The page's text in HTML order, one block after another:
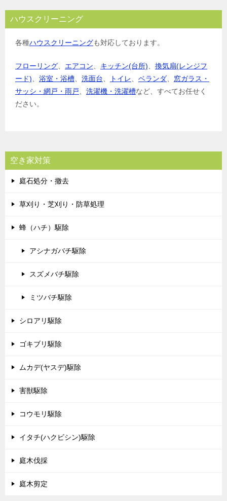
ハウスクリーニング
各種ハウスクリーニングも対応しております。
フローリング エアコン キッチン(台所)
換気扇(レンジフ
ード)
浴室・浴槽 洗面台 トイレ ベランダ
窓ガラス・
サッシ・網戸・雨戸
洗濯機・洗濯槽など、すべてお任せく
ださい。
空き家対策
庭石処分・撤去
草刈り・芝刈り・防草処理
蜂（ハチ）駆除
アシナガバチ駆除
スズメバチ駆除
ミツバチ駆除
シロアリ駆除
ゴキブリ駆除
ムカデ(ヤスデ)駆除
害獣駆除
コウモリ駆除
イタチ(ハクビシン)駆除
庭木伐採
庭木剪定